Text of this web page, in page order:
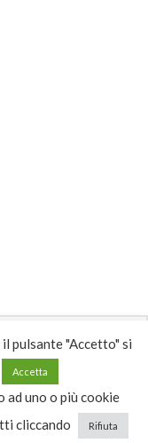
pulsante "Accetto" si
Accetta
ad uno o più cookie
cliccando Rifiuta